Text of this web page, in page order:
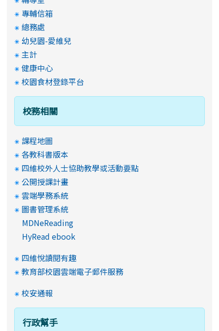
專輔信箱
總務處
幼兒園-愛維兒
主計
健康中心
校園食材登錄平台
校務相關
課程地圖
各教科書版本
四維校外人士協助教學或活動要點
公開授課計畫
雲端學務系統
圖書管理系統
MDNeReading
HyRead ebook
四維悅讀閱有趣
教育部校園雲端電子郵件服務
校安通報
行政幫手